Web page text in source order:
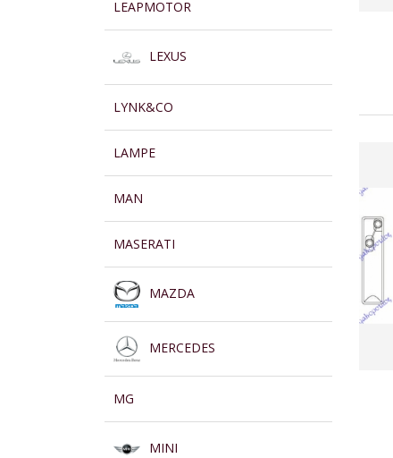
LEAPMOTOR
LEXUS
LYNK&CO
LAMPE
MAN
MASERATI
MAZDA
MERCEDES
MG
MINI